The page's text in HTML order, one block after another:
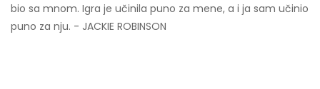
bio sa mnom. Igra je učinila puno za mene, a i ja sam učinio
puno za nju. - JACKIE ROBINSON